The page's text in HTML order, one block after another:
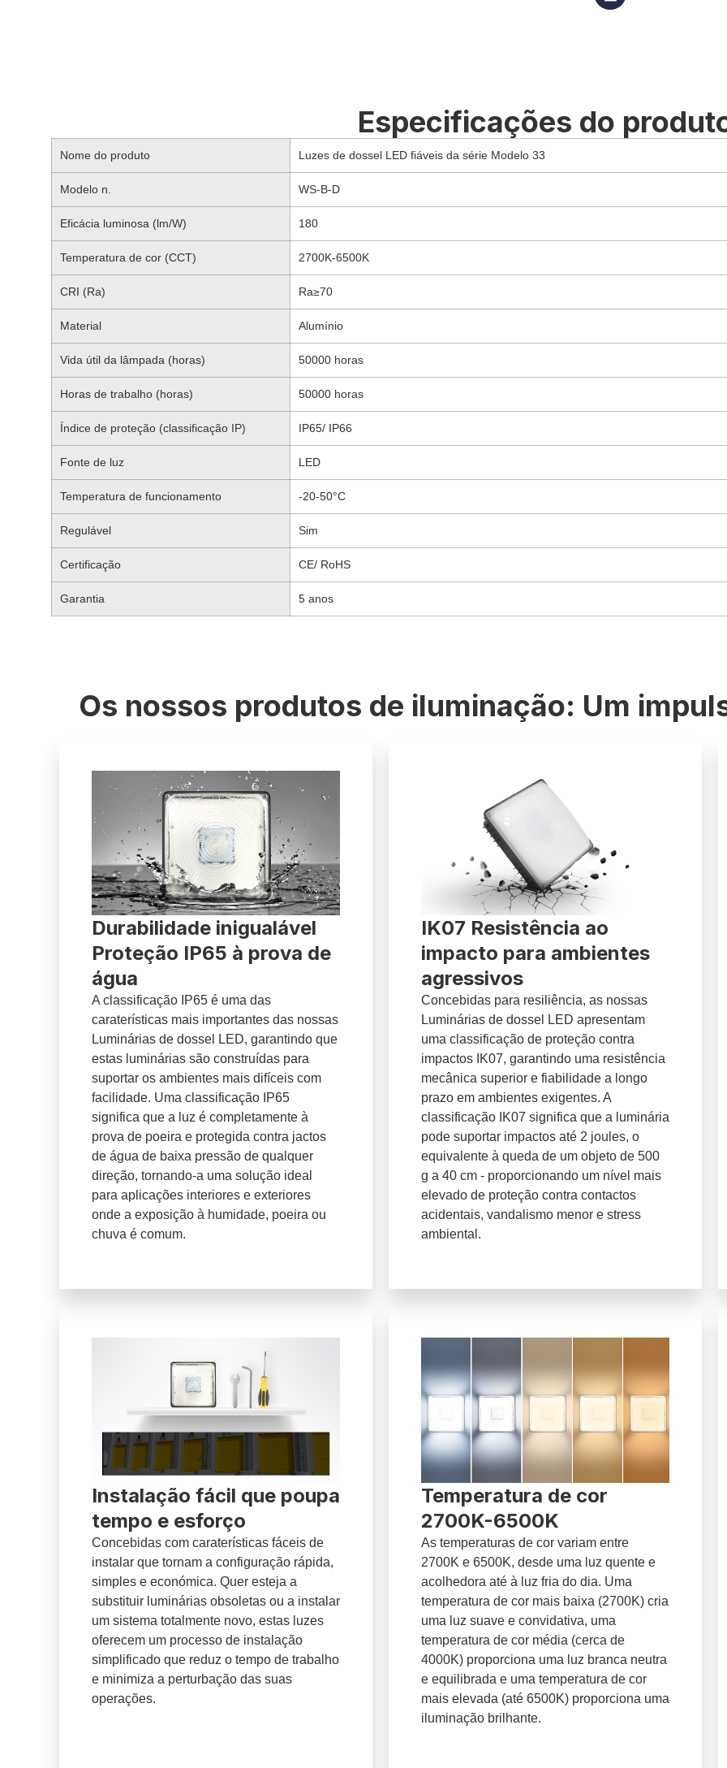
Especificações do
Nome do produto Luzes de dossel LED fiáveis da série Modelo 33
Modelo n. WS-B-D
Eficácia luminosa (lm/W) 180
Temperatura de cor (CCT) 2700K-6500K
CRI (Ra) Ra≥70
Material Alumínio
Vida útil da lâmpada (horas) 50000 horas
Horas de trabalho (horas) 50000 horas
Índice de proteção (classificação IP) IP65/ IP66
Fonte de luz LED
Temperatura de funcionamento -20-50°C
Regulável Sim
Certificação CE/ RoHS
Garantia 5 anos
Os nossos produtos de iluminação: Um
Durabilidade inigualável
Proteção IP65 à prova de
água
A classificação IP65 é uma das
caraterísticas mais importantes das nossas
Luminárias de dossel LED, garantindo que
estas luminárias são construídas para
suportar os ambientes mais difíceis com
facilidade. Uma classificação IP65
significa que a luz é completamente à
prova de poeira e protegida contra jactos
de água de baixa pressão de qualquer
direção, tornando-a uma solução ideal
para aplicações interiores e exteriores
onde a exposição à humidade, poeira ou
chuva é comum.
IK07 Resistência ao
impacto para ambientes
agressivos
Concebidas para resiliência, as nossas
Luminárias de dossel LED apresentam
uma classificação de proteção contra
impactos IK07, garantindo uma resistência
mecânica superior e fiabilidade a longo
prazo em ambientes exigentes. A
classificação IK07 significa que a luminária
pode suportar impactos até 2 joules, o
equivalente à queda de um objeto de 500
g a 40 cm - proporcionando um nível mais
elevado de proteção contra contactos
acidentais, vandalismo menor e stress
ambiental.
Instalação fácil que poupa
tempo e esforço
Concebidas com caraterísticas fáceis de
instalar que tornam a configuração rápida,
simples e económica. Quer esteja a
substituir luminárias obsoletas ou a instalar
um sistema totalmente novo, estas luzes
oferecem um processo de instalação
simplificado que reduz o tempo de trabalho
e minimiza a perturbação das suas
operações.
Temperatura de cor
2700K-6500K
As temperaturas de cor variam entre
2700K e 6500K, desde uma luz quente e
acolhedora até à luz fria do dia. Uma
temperatura de cor mais baixa (2700K) cria
uma luz suave e convidativa, uma
temperatura de cor média (cerca de
4000K) proporciona uma luz branca neutra
e equilibrada e uma temperatura de cor
mais elevada (até 6500K) proporciona uma
iluminação brilhante.